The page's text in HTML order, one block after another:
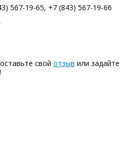
567-19-65, +7 (843) 567-19-66
свой отзыв или задайте